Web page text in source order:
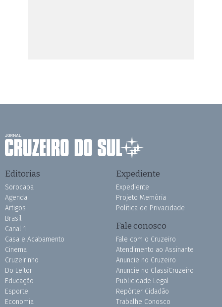
Editorias
Sorocaba
Agenda
Artigos
Brasil
Canal 1
Casa e Acabamento
Cinema
Cruzeirinho
Do Leitor
Educação
Esporte
Economia
Expediente
Expediente
Projeto Memória
Política de Privacidade
Fale conosco
Fale com o Cruzeiro
Atendimento ao Assinante
Anuncie no Cruzeiro
Anuncie no ClassiCruzeiro
Publicidade Legal
Repórter Cidadão
Trabalhe Conosco